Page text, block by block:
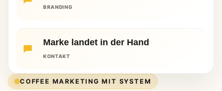
BRANDING
Marke landet in der Hand
KONTAKT
COFFEE MARKETING MIT SYSTEM